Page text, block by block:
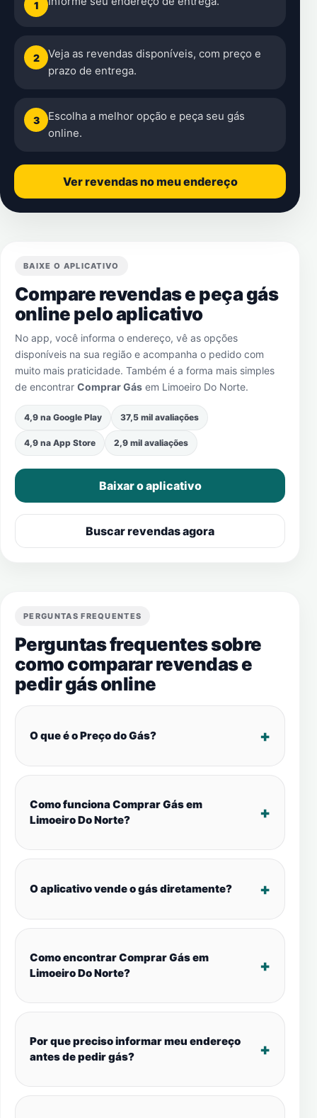
1
2
Veja as revendas disponíveis, com preço e
prazo de entrega.
3
Escolha a melhor opção e peça seu gás
online.
Ver revendas no meu endereço
BAIXE O APLICATIVO
Compare revendas e peça gás
online pelo aplicativo
No app, você informa o endereço, vê as opções
disponíveis na sua região e acompanha o pedido com
muito mais praticidade. Também é a forma mais simples
de encontrar Comprar Gás em Limoeiro Do Norte.
4,9 na Google Play 37,5 mil avaliações
4,9 na App Store 2,9 mil avaliações
Baixar o aplicativo
Buscar revendas agora
PERGUNTAS FREQUENTES
Perguntas frequentes sobre
como comparar revendas e
pedir gás online
O que é o Preço do Gás?
Como funciona Comprar Gás em
Limoeiro Do Norte?
O aplicativo vende o gás diretamente?
Como encontrar Comprar Gás em
Limoeiro Do Norte?
Por que preciso informar meu endereço
antes de pedir gás?